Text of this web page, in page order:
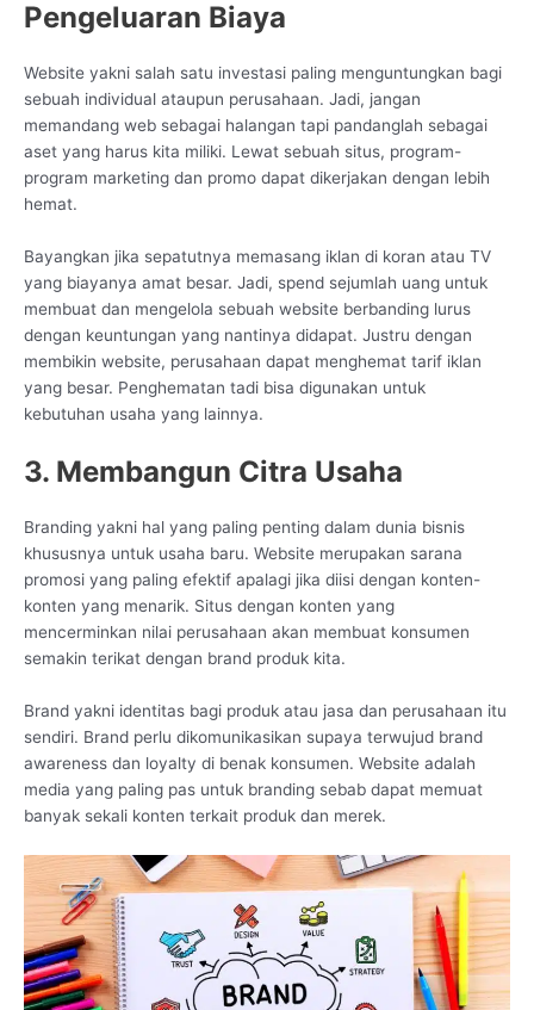
Pengeluaran Biaya
Website yakni salah satu investasi paling menguntungkan bagi
sebuah individual ataupun perusahaan. Jadi, jangan
memandang web sebagai halangan tapi pandanglah sebagai
aset yang harus kita miliki. Lewat sebuah situs, program-
program marketing dan promo dapat dikerjakan dengan lebih
hemat.
Bayangkan jika sepatutnya memasang iklan di koran atau TV
yang biayanya amat besar. Jadi, spend sejumlah uang untuk
membuat dan mengelola sebuah website berbanding lurus
dengan keuntungan yang nantinya didapat. Justru dengan
membikin website, perusahaan dapat menghemat tarif iklan
yang besar. Penghematan tadi bisa digunakan untuk
kebutuhan usaha yang lainnya.
3. Membangun Citra Usaha
Branding yakni hal yang paling penting dalam dunia bisnis
khususnya untuk usaha baru. Website merupakan sarana
promosi yang paling efektif apalagi jika diisi dengan konten-
konten yang menarik. Situs dengan konten yang
mencerminkan nilai perusahaan akan membuat konsumen
semakin terikat dengan brand produk kita.
Brand yakni identitas bagi produk atau jasa dan perusahaan itu
sendiri. Brand perlu dikomunikasikan supaya terwujud brand
awareness dan loyalty di benak konsumen. Website adalah
media yang paling pas untuk branding sebab dapat memuat
banyak sekali konten terkait produk dan merek.